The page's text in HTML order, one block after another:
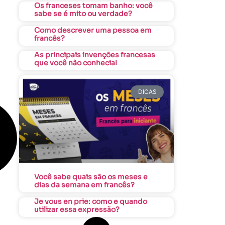
Os franceses tomam banho: você
sabe se é mito ou verdade?
Como descrever uma pessoa em
francês?
As principais invenções francesas
que você não conhecia!
DICAS
Você sabe quais são os meses e
dias da semana em francês?
Je vous en prie: como e quando
utilizar essa expressão?